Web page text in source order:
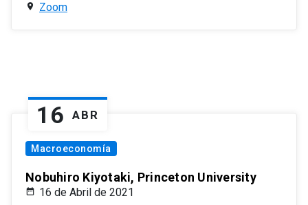
Zoom
16 ABR
Macroeconomía
Nobuhiro Kiyotaki, Princeton University
16 de Abril de 2021